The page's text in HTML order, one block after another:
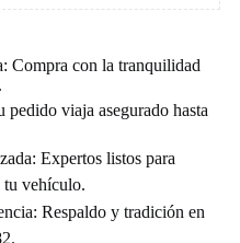
Compra con la tranquilidad
viaja asegurado hasta
Expertos listos para
tu vehículo.
Respaldo y tradición en